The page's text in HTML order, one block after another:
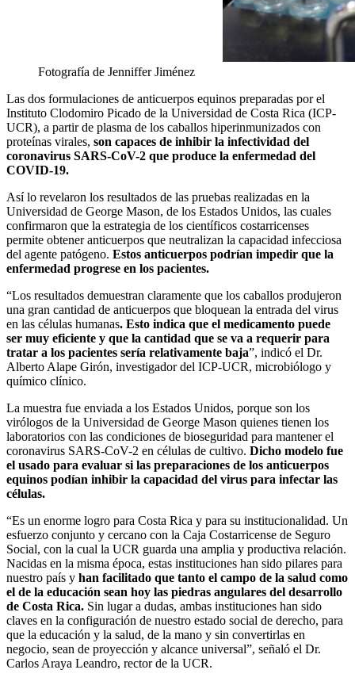
Fotografía de Jenniffer Jiménez
Las dos formulaciones de anticuerpos equinos preparadas por el
Instituto Clodomiro Picado de la Universidad de Costa Rica (ICP-
UCR), a partir de plasma de los caballos hiperinmunizados con
proteínas virales, son capaces de inhibir la infectividad del
coronavirus SARS-CoV-2 que produce la enfermedad del
COVID-19.
Así lo revelaron los resultados de las pruebas realizadas en la
Universidad de George Mason, de los Estados Unidos, las cuales
confirmaron que la estrategia de los científicos costarricenses
permite obtener anticuerpos que neutralizan la capacidad infecciosa
del agente patógeno. Estos anticuerpos podrían impedir que la
enfermedad progrese en los pacientes.
“Los resultados demuestran claramente que los caballos produjeron
una gran cantidad de anticuerpos que bloquean la entrada del virus
en las células humanas. Esto indica que el medicamento puede
ser muy eficiente y que la cantidad que se va a requerir para
tratar a los pacientes sería relativamente baja”, indicó el Dr.
Alberto Alape Girón, investigador del ICP-UCR, microbiólogo y
químico clínico.
La muestra fue enviada a los Estados Unidos, porque son los
virólogos de la Universidad de George Mason quienes tienen los
laboratorios con las condiciones de bioseguridad para mantener el
coronavirus SARS-CoV-2 en células de cultivo. Dicho modelo fue
el usado para evaluar si las preparaciones de los anticuerpos
equinos podían inhibir la capacidad del virus para infectar las
células.
“Es un enorme logro para Costa Rica y para su institucionalidad. Un
esfuerzo conjunto y cercano con la Caja Costarricense de Seguro
Social, con la cual la UCR guarda una amplia y productiva relación.
Nacidas en la misma época, estas instituciones han sido pilares para
nuestro país y han facilitado que tanto el campo de la salud como
el de la educación sean hoy las piedras angulares del desarrollo
de Costa Rica. Sin lugar a dudas, ambas instituciones han sido
claves en la configuración de nuestro estado social de derecho, para
que la educación y la salud, de la mano y sin convertirlas en
negocio, sean de proyección y alcance universal”, señaló el Dr.
Carlos Araya Leandro, rector de la UCR.